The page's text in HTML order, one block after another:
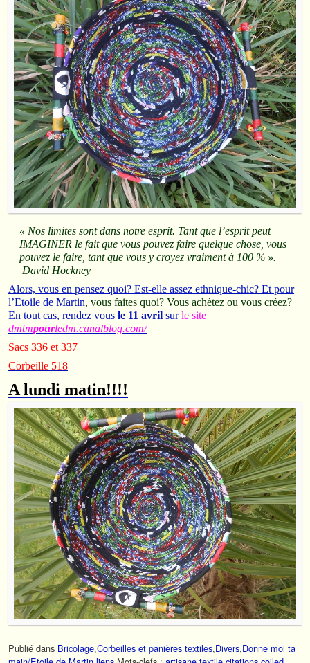
« Nos limites sont dans notre esprit. Tant que l’esprit peut
IMAGINER le fait que vous pouvez faire quelque chose, vous
pouvez le faire, tant que vous y croyez vraiment à 100 % ».
David Hockney
Alors, vous en pensez quoi? Est-elle assez ethnique-chic? Et pour
l’Etoile de Martin, vous faites quoi? Vous achètez ou vous créez?
En tout cas, rendez vous le 11 avril surle site
dmtmpourledm.canalblog.com/
Sacs 336 et 337
Corbeille 518
A lundi matin!!!!
Publié dans Bricolage,Corbeilles et panières textiles,Divers,Donne moi ta